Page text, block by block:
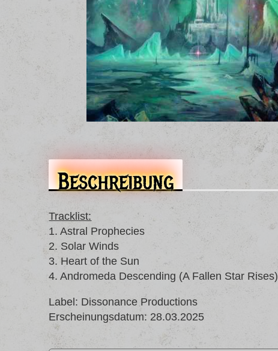
Beschreibung
Tracklist:
1. Astral Prophecies
2. Solar Winds
3. Heart of the Sun
4. Andromeda Descending (A Fallen Star Rises)
Label: Dissonance Productions
Erscheinungsdatum: 28.03.2025